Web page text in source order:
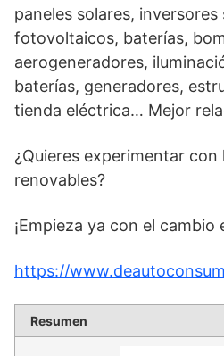
paneles solares,
fotovoltaicos, baterías,
aerogeneradores,
baterías, generadores,
tienda eléctrica… Mejor
¿Quieres experimentar con
renovables?
¡Empieza ya con el cambio
https://
Resumen